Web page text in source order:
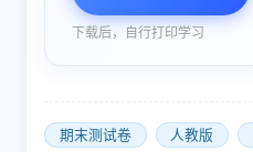
下载后，自行打印学习
期末测试卷 人教版